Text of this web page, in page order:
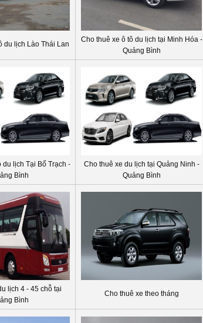
du lịch Lào Thái Lan
Cho thuê xe ô tô du lịch tại Minh Hóa -
Quảng Bình
du lịch Tại Bố Trạch -
Bình
Cho thuê xe du lịch tại Quảng Ninh -
Quảng Bình
lịch 4 - 45 chỗ tại
Bình
Cho thuê xe theo tháng